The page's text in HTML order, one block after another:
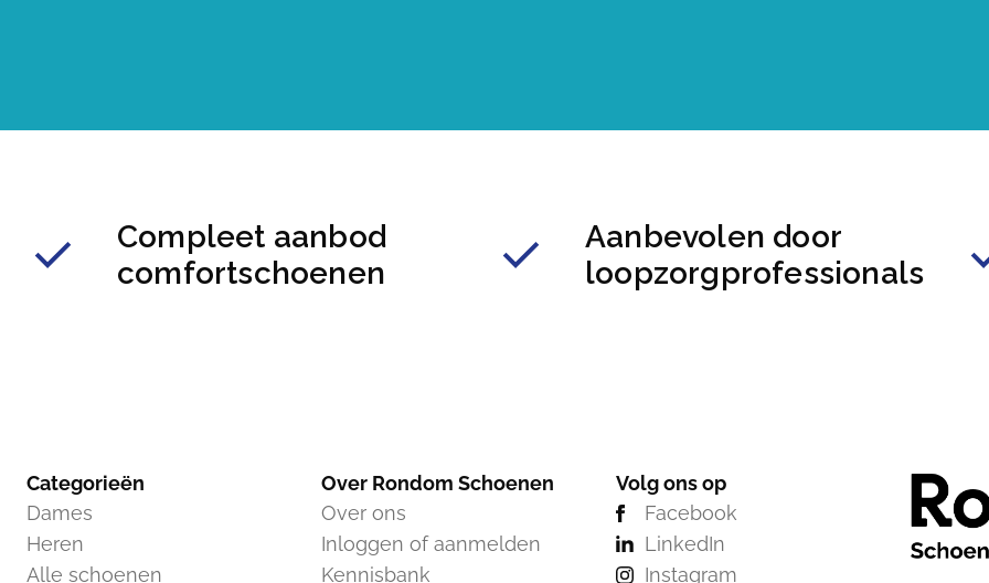
Compleet aanbod
comfortschoenen
Aanbevolen door
loopzorgprofessionals
Categorieën
Dames
Heren
Alle schoenen
Over Rondom Schoenen
Over ons
Inloggen of aanmelden
Kennisbank
Volg ons op
Facebook
LinkedIn
Instagram